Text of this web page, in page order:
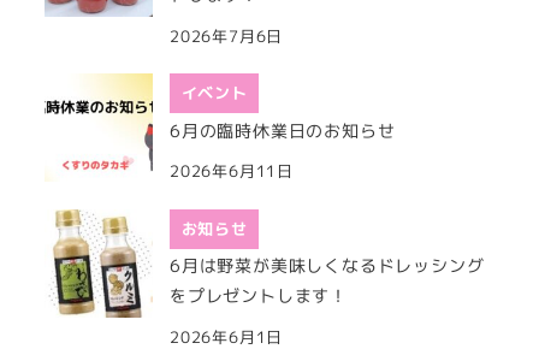
2026年7月6日
イベント
6月の臨時休業日のお知らせ
2026年6月11日
お知らせ
6月は野菜が美味しくなるドレッシング
をプレゼントします！
2026年6月1日